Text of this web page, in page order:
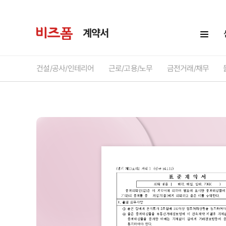
계약서
건설/공사/인테리어 근로/고용/노무 금전거래/채무